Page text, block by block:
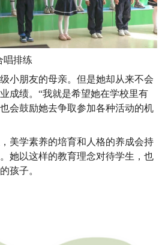
唱排练
小朋友的母亲。但是她却从来不会
成绩。“我就是希望她在学校里有
会鼓励她去争取参加各种活动的机
美学素养的培育和人格的养成会持
她以这样的教育理念对待学生，也
孩子。